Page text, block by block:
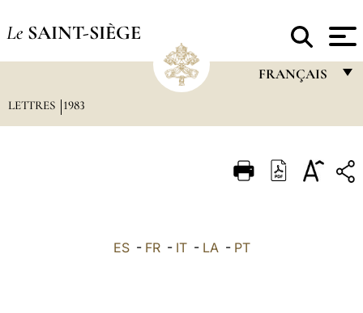
Le SAINT-SIÈGE
FRANÇAIS
ITALIANO
LETTRES 1983
ES- FR- IT- LA- PT